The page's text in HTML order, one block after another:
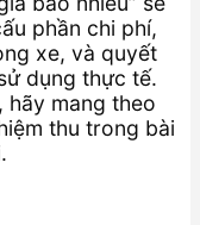
phần chi phí,
xe, và quyết
dụng thực tế.
hãy mang theo
thu trong bài